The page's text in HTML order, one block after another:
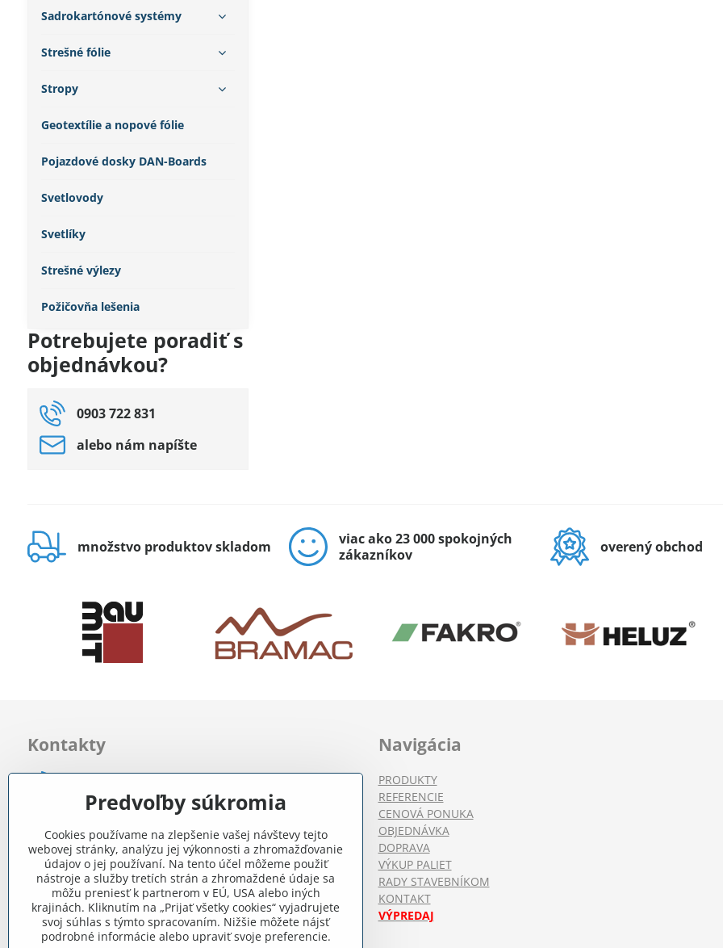
Sadrokartónové systémy
Strešné fólie
Stropy
Geotextílie a nopové fólie
Pojazdové dosky DAN-Boards
Svetlovody
Svetlíky
Strešné výlezy
Požičovňa lešenia
Potrebujete poradiť s
objednávkou?
0903 722 831
alebo nám napíšte
množstvo produktov skladom
viac ako 23 000 spokojných
zákazníkov
overený obchod
Kontakty
Bratislavská 535 (areál RD)
Most pri Bratislave
Pon - Pia 8:00 - 11:30 a 12:15 - 15:30
Navigácia
PRODUKTY
REFERENCIE
CENOVÁ PONUKA
OBJEDNÁVKA
DOPRAVA
VÝKUP PALIET
RADY STAVEBNÍKOM
KONTAKT
VÝPREDAJ
Predvoľby súkromia
Cookies používame na zlepšenie vašej návštevy tejto
webovej stránky, analýzu jej výkonnosti a zhromažďovanie
údajov o jej používaní. Na tento účel môžeme použiť
nástroje a služby tretích strán a zhromaždené údaje sa
môžu preniesť k partnerom v EÚ, USA alebo iných
krajinách. Kliknutím na „Prijať všetky cookies“ vyjadrujete
svoj súhlas s týmto spracovaním. Nižšie môžete nájsť
podrobné informácie alebo upraviť svoje preferencie.